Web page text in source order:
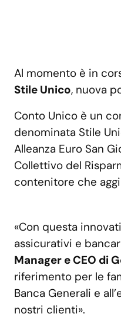
Al momento è in
Stile Unico, nuova
Conto Unico è un
denominata Stile
Alleanza Euro San
Collettivo del
contenitore che
«Con questa
assicurativi e
Manager e CEO di
riferimento per le
Banca Generali e
nostri clienti».